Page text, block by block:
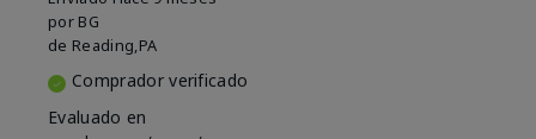
por BG
de Reading,PA
Comprador verificado
Evaluado en